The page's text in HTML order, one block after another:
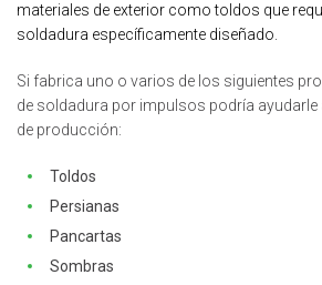
materiales de exterior como toldos que
soldadura específicamente diseñado.
Si fabrica uno o varios de los siguientes
de soldadura por impulsos podría
de producción:
Toldos
Persianas
Pancartas
Sombras